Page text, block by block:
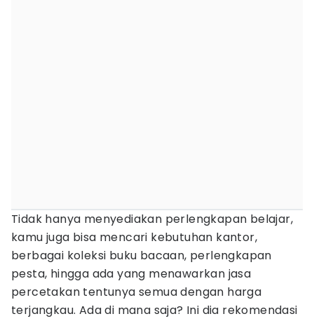
Tidak hanya menyediakan perlengkapan belajar,
kamu juga bisa mencari kebutuhan kantor,
berbagai koleksi buku bacaan, perlengkapan
pesta, hingga ada yang menawarkan jasa
percetakan tentunya semua dengan harga
terjangkau. Ada di mana saja? Ini dia rekomendasi